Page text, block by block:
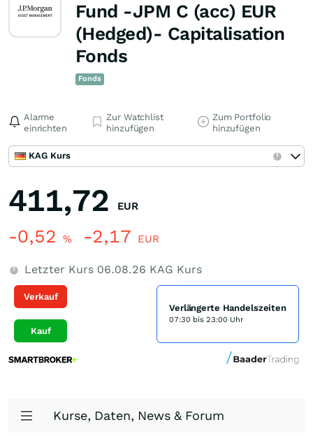
Fund -JPM C (acc) EUR
(Hedged)- Capitalisation
Fonds
Fonds
Alarme
einrichten
Zur Watchlist
hinzufügen
Zum Portfolio
hinzufügen
KAG Kurs
411,72 EUR
-0,52 % -2,17 EUR
Letzter Kurs 06.08.26 KAG Kurs
Verkauf
Kauf
Verlängerte Handelszeiten
07:30 bis 23:00 Uhr
Kurse, Daten, News & Forum